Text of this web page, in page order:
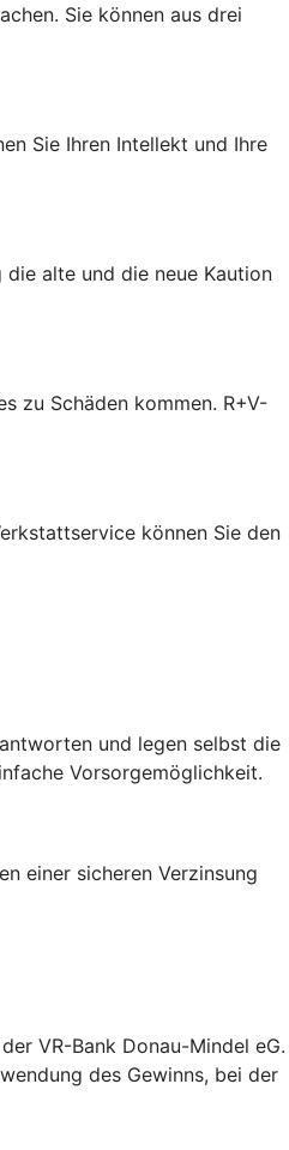
Sie können aus drei
Sie Ihren Intellekt und Ihre
alte und die neue Kaution
zu Schäden kommen. R+V-
können Sie den
und legen selbst die
Vorsorgemöglichkeit.
einer sicheren Verzinsung
VR-Bank Donau-Mindel eG.
des Gewinns, bei der